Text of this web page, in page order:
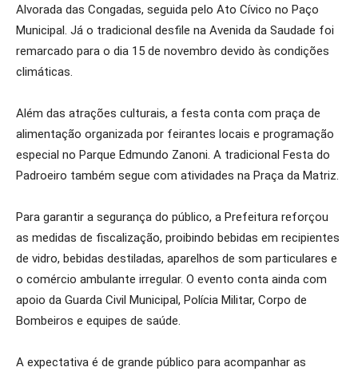
Alvorada das Congadas, seguida pelo Ato Cívico no Paço
Municipal. Já o tradicional desfile na Avenida da Saudade foi
remarcado para o dia 15 de novembro devido às condições
climáticas.
Além das atrações culturais, a festa conta com praça de
alimentação organizada por feirantes locais e programação
especial no Parque Edmundo Zanoni. A tradicional Festa do
Padroeiro também segue com atividades na Praça da Matriz.
Para garantir a segurança do público, a Prefeitura reforçou
as medidas de fiscalização, proibindo bebidas em recipientes
de vidro, bebidas destiladas, aparelhos de som particulares e
o comércio ambulante irregular. O evento conta ainda com
apoio da Guarda Civil Municipal, Polícia Militar, Corpo de
Bombeiros e equipes de saúde.
A expectativa é de grande público para acompanhar as